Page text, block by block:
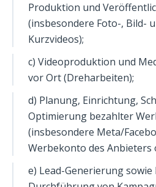
Produktion und
(insbesondere Foto-, Bild-
Kurzvideos);
c) Videoproduktion und
vor Ort (Dreharbeiten);
d) Planung, Einrichtung,
Optimierung bezahlter
(insbesondere Meta/
Werbekonto des Anbieters
e) Lead-Generierung